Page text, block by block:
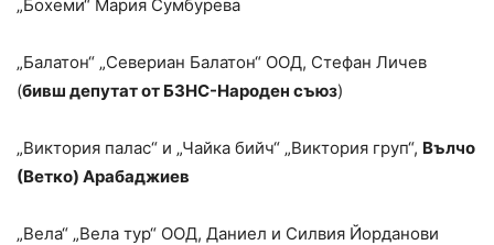
„Бохеми“ Мария Сумбурева
„Балатон“ „Севериан Балатон“ ООД, Стефан Личев
(бивш депутат от БЗНС-Народен съюз)
„Виктория палас“ и „Чайка бийч“ „Виктория груп“, Вълчо
(Ветко) Арабаджиев
„Вела“ „Вела тур“ ООД, Даниел и Силвия Йорданови